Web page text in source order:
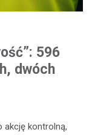
596
dwóch
akcję kontrolną,